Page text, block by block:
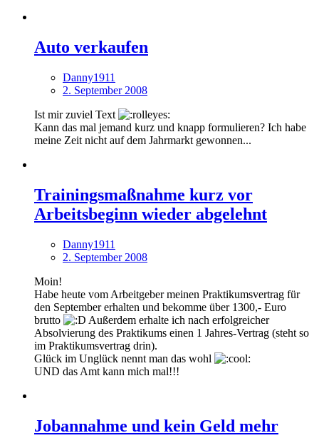
Auto verkaufen
Danny1911
2. September 2008
Ist mir zuviel Text
Kann das mal jemand kurz und knapp formulieren? Ich habe
meine Zeit nicht auf dem Jahrmarkt gewonnen...
Trainingsmaßnahme kurz vor
Arbeitsbeginn wieder abgelehnt
Danny1911
2. September 2008
Moin!
Habe heute vom Arbeitgeber meinen Praktikumsvertrag für
den September erhalten und bekomme über 1300,- Euro
brutto
Außerdem erhalte ich nach erfolgreicher
Absolvierung des Praktikums einen 1 Jahres-Vertrag (steht so
im Praktikumsvertrag drin).
Glück im Unglück nennt man das wohl
UND das Amt kann mich mal!!!
Jobannahme und kein Geld mehr